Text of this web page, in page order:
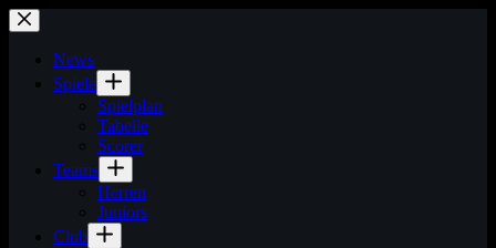
Zum
Inhalt
springenNews
Spiele
Spielplan
Tabelle
Scorer
Teams
Herren
Juniors
Club